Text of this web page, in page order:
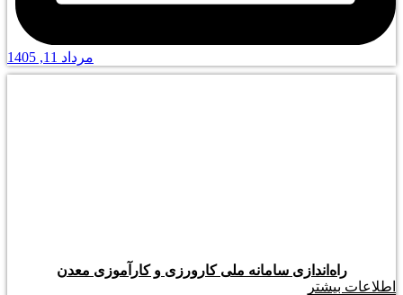
مرداد 11, 1405
راه‌اندازی سامانه ملی کارورزی و کارآموزی معدن
اطلاعات بیشتر